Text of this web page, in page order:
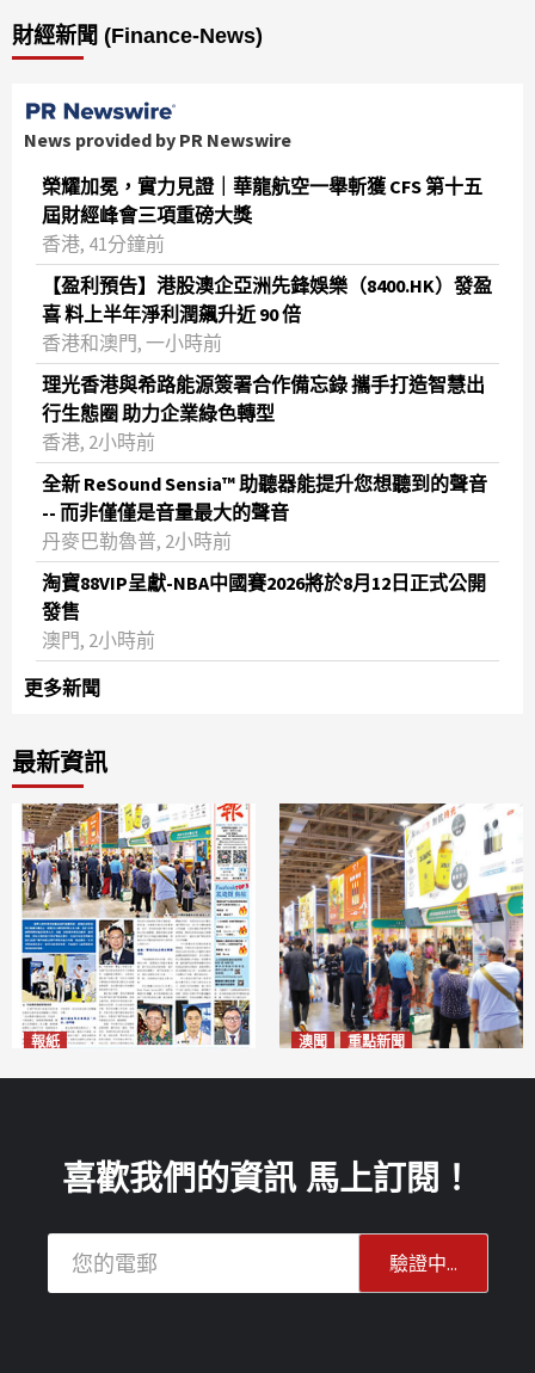
財經新聞 (Finance-News)
News provided by PR Newswire
榮耀加冕，實力見證｜華龍航空一舉斬獲 CFS 第十五
屆財經峰會三項重磅大獎
香港, 41分鐘前
【盈利預告】港股澳企亞洲先鋒娛樂（8400.HK）發盈
喜 料上半年淨利潤飆升近 90 倍
香港和澳門, 一小時前
理光香港與希路能源簽署合作備忘錄 攜手打造智慧出
行生態圈 助力企業綠色轉型
香港, 2小時前
全新 ReSound Sensia™ 助聽器能提升您想聽到的聲音
-- 而非僅僅是音量最大的聲音
丹麥巴勒魯普, 2小時前
淘寶88VIP呈獻-NBA中國賽2026將於8月12日正式公開
發售
澳門, 2小時前
更多新聞
最新資訊
報紙 澳聞 重點新聞
2026-08-10
喜歡我們的資訊 馬上訂閱！